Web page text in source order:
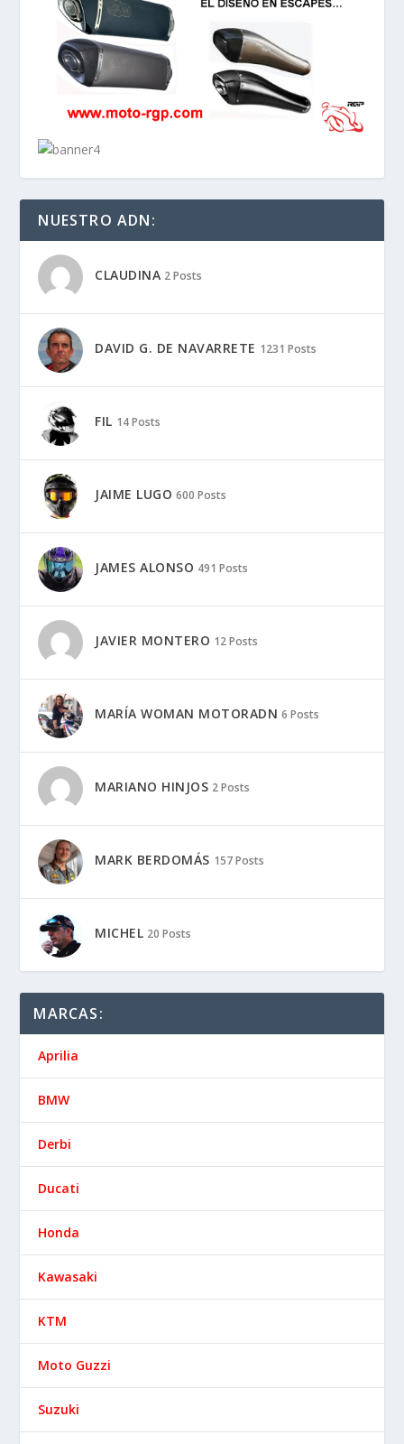
NUESTRO ADN:
CLAUDINA 2 Posts
DAVID G. DE NAVARRETE 1231 Posts
FIL 14 Posts
JAIME LUGO 600 Posts
JAMES ALONSO 491 Posts
JAVIER MONTERO 12 Posts
MARÍA WOMAN MOTORADN 6 Posts
MARIANO HINJOS 2 Posts
MARK BERDOMÁS 157 Posts
MICHEL 20 Posts
MARCAS:
Aprilia
BMW
Derbi
Ducati
Honda
Kawasaki
KTM
Moto Guzzi
Suzuki